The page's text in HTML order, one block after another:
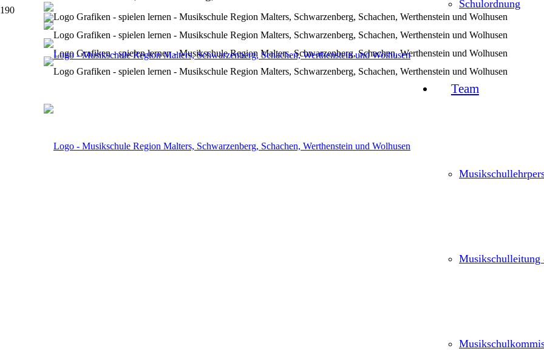
Schulordnung
Team